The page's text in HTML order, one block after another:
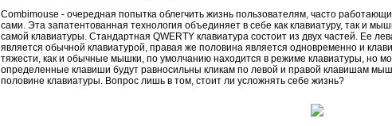
Combimouse - очередная попытка облегчить жизнь пользователям, часто
сами. Эта запатентованная технология объединяет в себе как клавиатуру, так и
самой клавиатуры. Стандартная QWERTY клавиатура состоит из двух частей. Ее
является обычной клавиатурой, правая же половина является одновременно и
тяжести, как и обычные мышки, по умолчанию находится в режиме клавиатуры, но
определенные клавиши будут равносильны кликам по левой и правой клавишам
половине клавиатуры. Вопрос лишь в том, стоит ли усложнять себе жизнь?